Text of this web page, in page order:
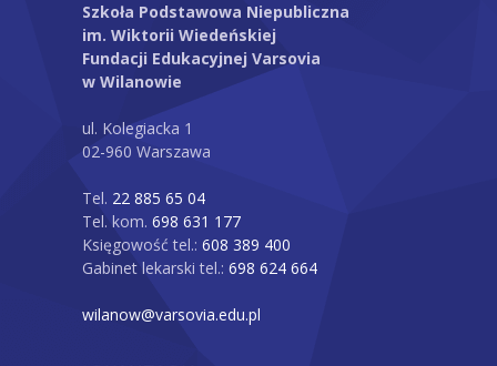
Rekrutacja
Kontakt
Szkoła Podstawowa Niepubliczna
im. Wiktorii Wiedeńskiej
Fundacji Edukacyjnej Varsovia
w Wilanowie
ul. Kolegiacka 1
02-960 Warszawa
Tel. 22 885 65 04
Tel. kom. 698 631 177
Księgowość tel.: 608 389 400
Gabinet lekarski tel.: 698 624 664
wilanow@varsovia.edu.pl